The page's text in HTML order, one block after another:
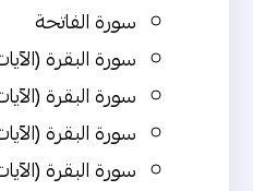
سورة الفاتحة
سورة البقرة (الآيات:
سورة البقرة (الآيات:
سورة البقرة (الآيات:
سورة البقرة (الآيات: